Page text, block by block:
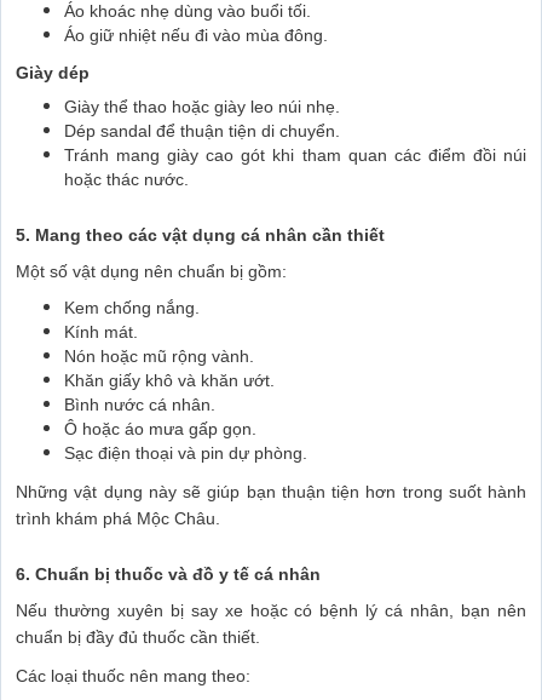
Áo khoác nhẹ dùng vào buổi tối.
Áo giữ nhiệt nếu đi vào mùa đông.
Giày dép
Giày thể thao hoặc giày leo núi nhẹ.
Dép sandal để thuận tiện di chuyển.
Tránh mang giày cao gót khi tham quan các điểm đồi núi
hoặc thác nước.
5. Mang theo các vật dụng cá nhân cần thiết
Một số vật dụng nên chuẩn bị gồm:
Kem chống nắng.
Kính mát.
Nón hoặc mũ rộng vành.
Khăn giấy khô và khăn ướt.
Bình nước cá nhân.
Ô hoặc áo mưa gấp gọn.
Sạc điện thoại và pin dự phòng.
Những vật dụng này sẽ giúp bạn thuận tiện hơn trong suốt hành
trình khám phá Mộc Châu.
6. Chuẩn bị thuốc và đồ y tế cá nhân
Nếu thường xuyên bị say xe hoặc có bệnh lý cá nhân, bạn nên
chuẩn bị đầy đủ thuốc cần thiết.
Các loại thuốc nên mang theo: